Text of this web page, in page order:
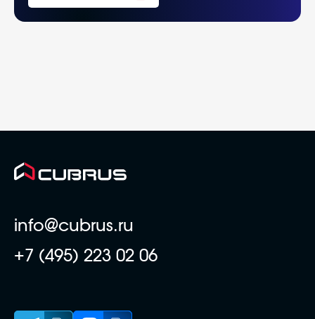
info@cubrus.ru
+7 (495) 223 02 06